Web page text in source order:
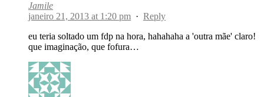
Jamile
janeiro 21, 2013 at 1:20 pm · Reply
eu teria soltado um fdp na hora, hahahaha a 'outra mãe' claro!
que imaginação, que fofura…